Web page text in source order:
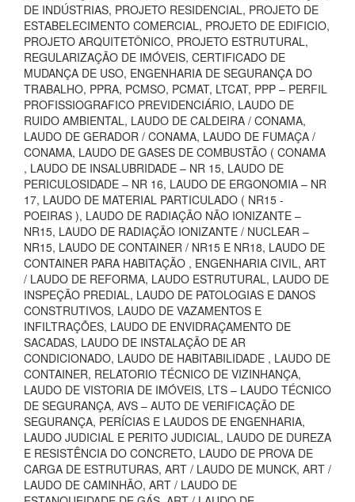
DE INDÚSTRIAS, PROJETO RESIDENCIAL, PROJETO DE
ESTABELECIMENTO COMERCIAL, PROJETO DE EDIFICIO,
PROJETO ARQUITETÔNICO, PROJETO ESTRUTURAL,
REGULARIZAÇÃO DE IMÓVEIS, CERTIFICADO DE
MUDANÇA DE USO, ENGENHARIA DE SEGURANÇA DO
TRABALHO, PPRA, PCMSO, PCMAT, LTCAT, PPP – PERFIL
PROFISSIOGRAFICO PREVIDENCIÁRIO, LAUDO DE
RUIDO AMBIENTAL, LAUDO DE CALDEIRA / CONAMA,
LAUDO DE GERADOR / CONAMA, LAUDO DE FUMAÇA /
CONAMA, LAUDO DE GASES DE COMBUSTÃO ( CONAMA
, LAUDO DE INSALUBRIDADE – NR 15, LAUDO DE
PERICULOSIDADE – NR 16, LAUDO DE ERGONOMIA – NR
17, LAUDO DE MATERIAL PARTICULADO ( NR15 -
POEIRAS ), LAUDO DE RADIAÇÃO NÃO IONIZANTE –
NR15, LAUDO DE RADIAÇÃO IONIZANTE / NUCLEAR –
NR15, LAUDO DE CONTAINER / NR15 E NR18, LAUDO DE
CONTAINER PARA HABITAÇÃO , ENGENHARIA CIVIL, ART
/ LAUDO DE REFORMA, LAUDO ESTRUTURAL, LAUDO DE
INSPEÇÃO PREDIAL, LAUDO DE PATOLOGIAS E DANOS
CONSTRUTIVOS, LAUDO DE VAZAMENTOS E
INFILTRAÇÕES, LAUDO DE ENVIDRAÇAMENTO DE
SACADAS, LAUDO DE INSTALAÇÃO DE AR
CONDICIONADO, LAUDO DE HABITABILIDADE , LAUDO DE
CONTAINER, RELATORIO TÉCNICO DE VIZINHANÇA,
LAUDO DE VISTORIA DE IMÓVEIS, LTS – LAUDO TÉCNICO
DE SEGURANÇA, AVS – AUTO DE VERIFICAÇÃO DE
SEGURANÇA, PERÍCIAS E LAUDOS DE ENGENHARIA,
LAUDO JUDICIAL E PERITO JUDICIAL, LAUDO DE DUREZA
E RESISTÊNCIA DO CONCRETO, LAUDO DE PROVA DE
CARGA DE ESTRUTURAS, ART / LAUDO DE MUNCK, ART /
LAUDO DE CAMINHÃO, ART / LAUDO DE